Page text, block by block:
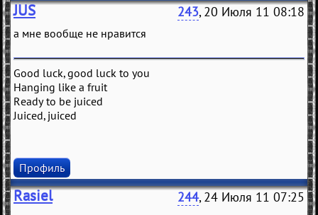
JUS 243, 20 Июля 11 08:18
а мне вообще не нравится
Good luck, good luck to you
Hanging like a fruit
Ready to be juiced
Juiced, juiced
Профиль
Rasiel 244, 24 Июля 11 07:25